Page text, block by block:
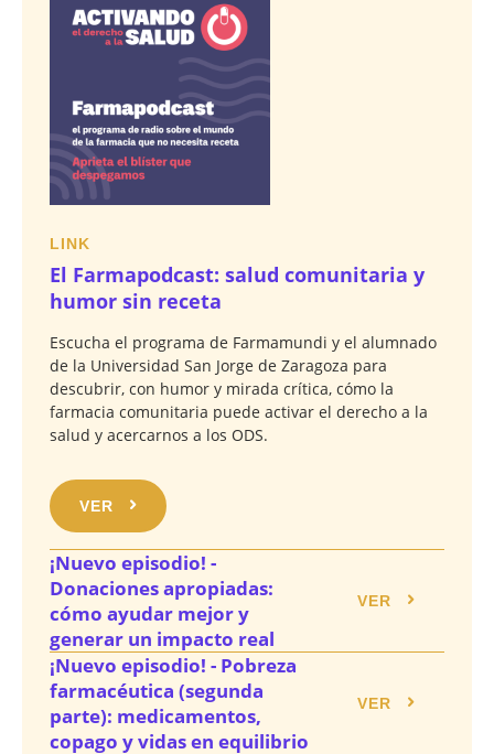
LINK
El Farmapodcast: salud comunitaria y
humor sin receta
Escucha el programa de Farmamundi y el alumnado
de la Universidad San Jorge de Zaragoza para
descubrir, con humor y mirada crítica, cómo la
farmacia comunitaria puede activar el derecho a la
salud y acercarnos a los ODS.
VER
¡Nuevo episodio! -
Donaciones apropiadas:
cómo ayudar mejor y
generar un impacto real
VER
¡Nuevo episodio! - Pobreza
farmacéutica (segunda
parte): medicamentos,
copago y vidas en equilibrio
VER